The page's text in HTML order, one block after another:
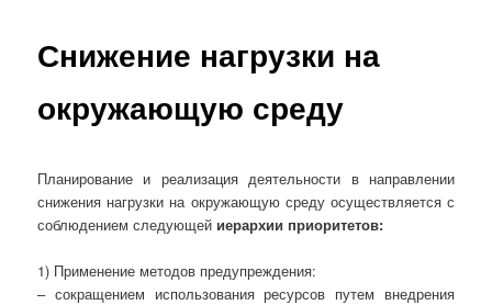
Снижение нагрузки на
окружающую среду
Планирование и реализация деятельности в направлении
снижения нагрузки на окружающую среду осуществляется с
соблюдением следующей иерархии приоритетов:
1) Применение методов предупреждения:
– сокращением использования ресурсов путем внедрения